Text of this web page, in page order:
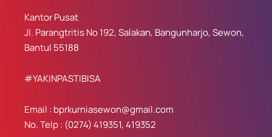
Kantor Pusat
Jl. Parangtritis No 192, Salakan, Bangunharjo, Sewon,
Bantul 55188
#YAKINPASTIBISA
Email : bprkurniasewon@gmail.com
No. Telp : (0274) 419351, 419352